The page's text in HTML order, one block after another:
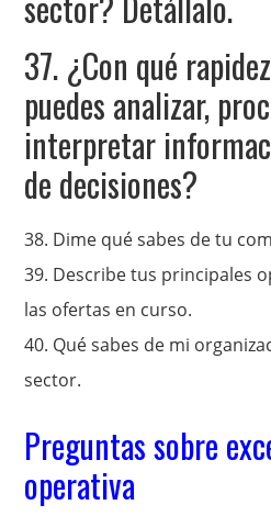
37. ¿Con qué
puedes analizar,
interpretar
de decisiones?
38. Dime qué sabes de tu
39. Describe tus principales
las ofertas en curso.
40. Qué sabes de mi
sector.
Preguntas sobre
operativa